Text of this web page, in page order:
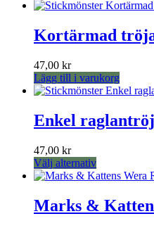
Kortärmad
47,00 kr
Lägg till i varukorg
Enkel
47,00 kr
Välj alternativDen
här
har
flera
Marks &